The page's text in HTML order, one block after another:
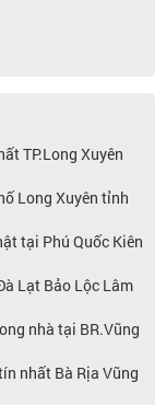
TP.Long Xuyên
Long Xuyên tỉnh
tại Phú Quốc Kiên
Lạt Bảo Lộc Lâm
nhà tại BR.Vũng
nhất Bà Rịa Vũng